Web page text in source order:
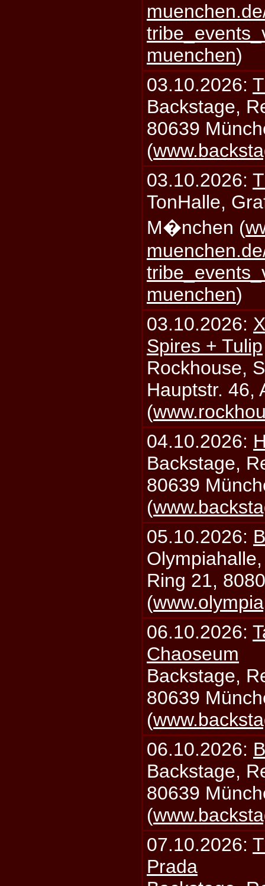
muenchen)
03.10.2026:
Backstage,
80639
(
03.10.2026:
TonHalle,
M�nchen (
muenchen)
03.10.2026:
Spires + Tulip
Rockhouse,
Hauptstr. 46,
(
04.10.2026:
Backstage,
80639
(
05.10.2026:
Ring 21,
(
06.10.2026:
Chaoseum
Backstage,
80639
(
06.10.2026:
Backstage,
80639
(
07.10.2026:
Prada